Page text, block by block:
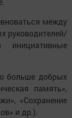
между
руководителей/
больше добрых
память»,
«Сохранение
и др.).